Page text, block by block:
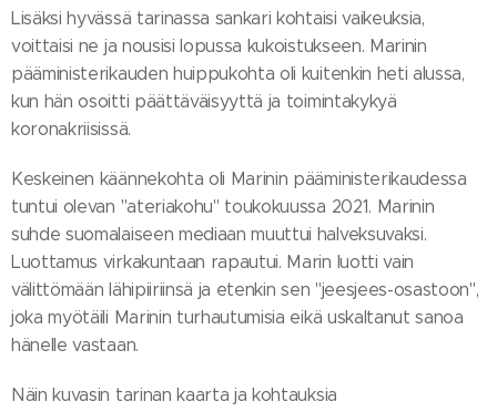
Lisäksi hyvässä tarinassa sankari kohtaisi vaikeuksia,
voittaisi ne ja nousisi lopussa kukoistukseen. Marinin
pääministerikauden huippukohta oli kuitenkin heti alussa,
kun hän osoitti päättäväisyyttä ja toimintakykyä
koronakriisissä.
Keskeinen käännekohta oli Marinin pääministerikaudessa
tuntui olevan "ateriakohu" toukokuussa 2021. Marinin
suhde suomalaiseen mediaan muuttui halveksuvaksi.
Luottamus virkakuntaan rapautui. Marin luotti vain
välittömään lähipiiriinsä ja etenkin sen "jeesjees-osastoon",
joka myötäili Marinin turhautumisia eikä uskaltanut sanoa
hänelle vastaan.
Näin kuvasin tarinan kaarta ja kohtauksia